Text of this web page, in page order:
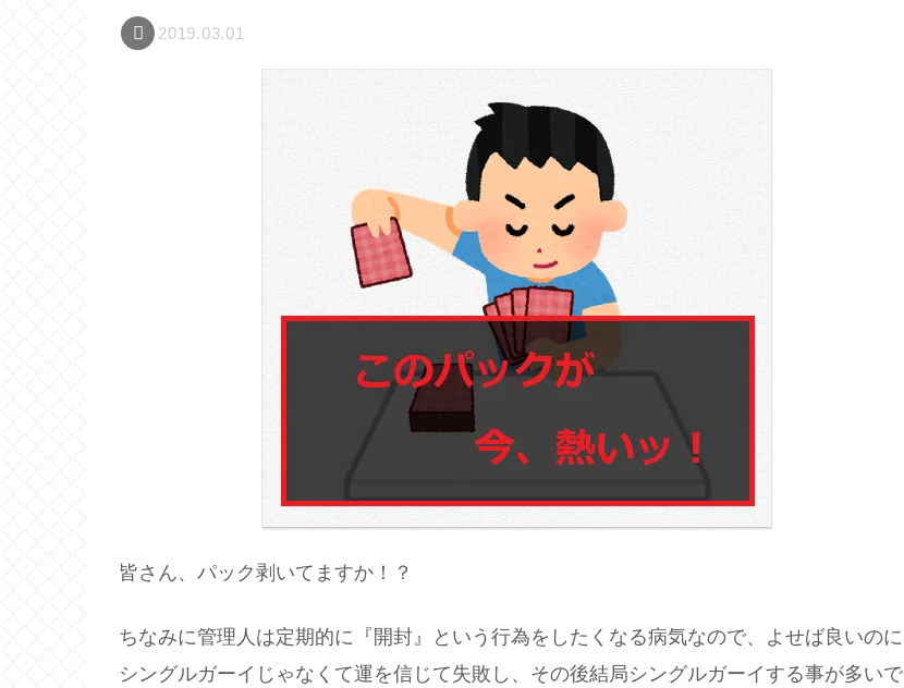
2019.03.01
皆さん、パック剥いてますか！？
ちなみに管理人は定期的に『開封』という行為をしたくなる病気なので、よせば良いのに
シングルガーイじゃなくて運を信じて失敗し、その後結局シングルガーイする事が多いで